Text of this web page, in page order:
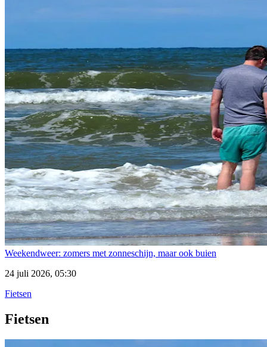
Weekendweer: zomers met zonneschijn, maar ook buien
24 juli 2026, 05:30
Fietsen
Fietsen